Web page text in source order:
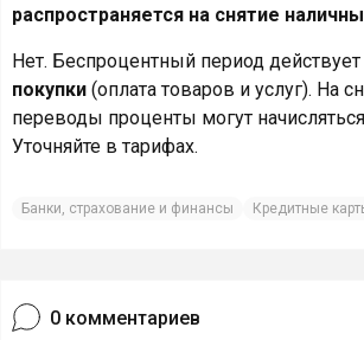
распространяется на снятие
Нет. Беспроцентный период действует
покупки (оплата товаров и услуг). На
переводы проценты могут
Уточняйте в тарифах.
Банки, страхование и финансы Кредитные
0 комментариев